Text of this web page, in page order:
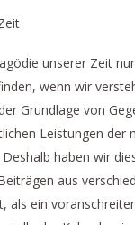
unserer Zeit
wenn wir
Grundlage von
Leistungen der
haben wir
aus
als ein